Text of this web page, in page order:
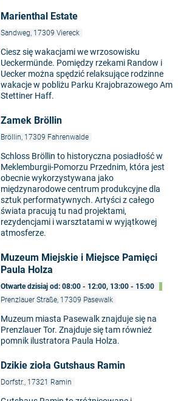
Marienthal Estate
Sandweg, 17309 Viereck
Ciesz się wakacjami we wrzosowisku
Ueckermünde. Pomiędzy rzekami Randow i
Uecker można spędzić relaksujące rodzinne
wakacje w pobliżu Parku Krajobrazowego Am
Stettiner Haff.
Zamek Bröllin
Bröllin, 17309 Fahrenwalde
Schloss Bröllin to historyczna posiadłość w
Meklemburgii-Pomorzu Przednim, która jest
obecnie wykorzystywana jako
międzynarodowe centrum produkcyjne dla
sztuk performatywnych. Artyści z całego
świata pracują tu nad projektami,
rezydencjami i warsztatami w wyjątkowej
atmosferze.
Muzeum Miejskie i Miejsce Pamięci
Paula Holza
Otwarte dzisiaj od: 08:00 - 12:00, 13:00 - 15:00
Prenzlauer Straße, 17309 Pasewalk
Muzeum miasta Pasewalk znajduje się na
Prenzlauer Tor. Znajduje się tam również
pomnik ilustratora Paula Holza.
Dzikie zioła Gutshaus Ramin
Dorfstr., 17321 Ramin